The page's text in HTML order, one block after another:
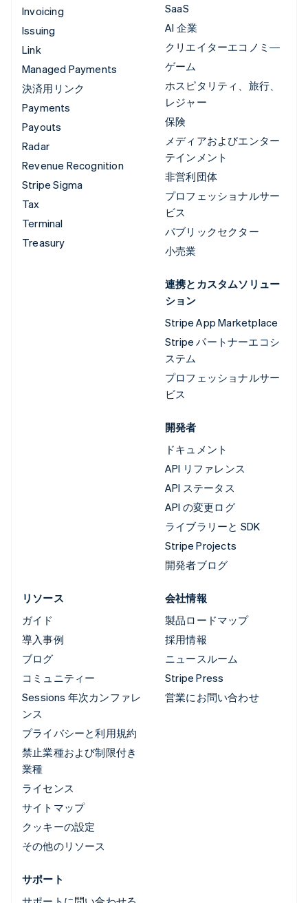
Invoicing
Issuing
Link
Managed Payments
決済用リンク
Payments
Payouts
Radar
Revenue Recognition
Stripe Sigma
Tax
Terminal
Treasury
SaaS
AI 企業
クリエイターエコノミ―
ゲーム
ホスピタリティ、旅行、
レジャー
保険
メディアおよびエンター
テインメント
非営利団体
プロフェッショナルサー
ビス
パブリックセクター
小売業
連携とカスタムソリュー
ション
Stripe App Marketplace
Stripe パートナーエコシ
ステム
プロフェッショナルサー
ビス
開発者
ドキュメント
API リファレンス
API ステータス
API の変更ログ
ライブラリーと SDK
Stripe Projects
開発者ブログ
リソース
ガイド
導入事例
ブログ
コミュニティー
Sessions 年次カンファレ
ンス
プライバシーと利用規約
禁止業種および制限付き
業種
ライセンス
サイトマップ
クッキーの設定
その他のリソース
会社情報
製品ロードマップ
採用情報
ニュースルーム
Stripe Press
営業にお問い合わせ
サポート